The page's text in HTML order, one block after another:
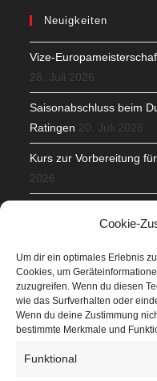
Cookie-
Um dir ein optimales Erlebnis
Cookies, um
zuzugreifen. Wenn du diesen
wie das Surfverhalten oder
Wenn du deine Zustimmung
bestimmte Merkmale und
Funktional
Neuigkeiten
Vize-
28. Juli 2026
Saisonabschluss beim
Ratingen 20. Juli 2026
Kurs zur Vorbereitung
2026
Veranstaltungen
Höffner Run
Schnuppertag